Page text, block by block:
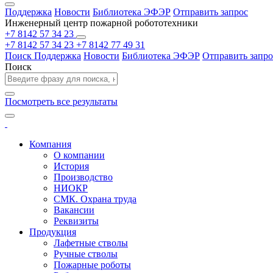
Поддержка Новости Библиотека ЭФЭР Отправить запрос
Инженерный центр пожарной робототехники
+7 8142 57 34 23
+7 8142 57 34 23 +7 8142 77 49 31
Поиск Поддержка Новости Библиотека ЭФЭР Отправить
Поиск
Посмотреть все результаты
Компания
О компании
История
Производство
НИОКР
СМК. Охрана труда
Вакансии
Реквизиты
Продукция
Лафетные стволы
Ручные стволы
Пожарные роботы